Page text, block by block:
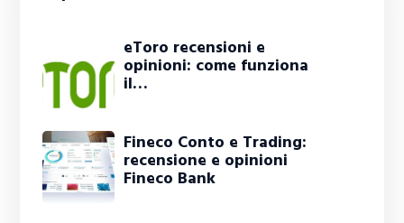
eToro recensioni e
opinioni: come funziona
il…
Fineco Conto e Trading:
recensione e opinioni
Fineco Bank